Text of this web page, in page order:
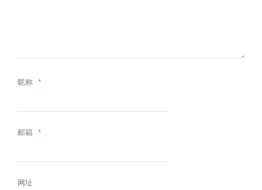
昵称 *
邮箱 *
网址